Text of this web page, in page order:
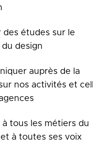
des études sur le
design
auprès de la
nos activités et
à tous les métiers du
à toutes ses voix